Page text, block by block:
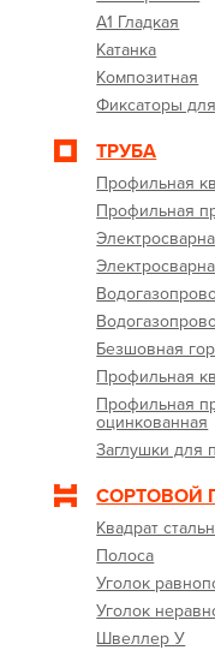
А1 Гладкая
Катанка
Композитная
Фиксаторы
ТРУБА
Профильная
Профильная
Безшовная
Профильная
Профильная
оцинкованная
Заглушки для
СОРТОВОЙ
Квадрат
Полоса
Уголок
Уголок
Швеллер У